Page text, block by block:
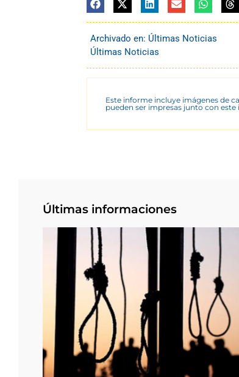
Archivado en: Últimas Noticias
Últimas Noticias
Este informe incluye imágenes de
pueden ser impresas junto con
Últimas informaciones